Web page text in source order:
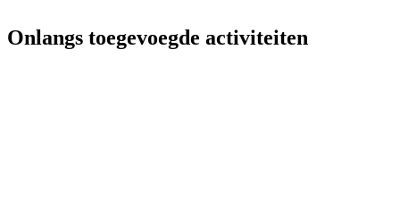
Onlangs toegevoegde activiteiten